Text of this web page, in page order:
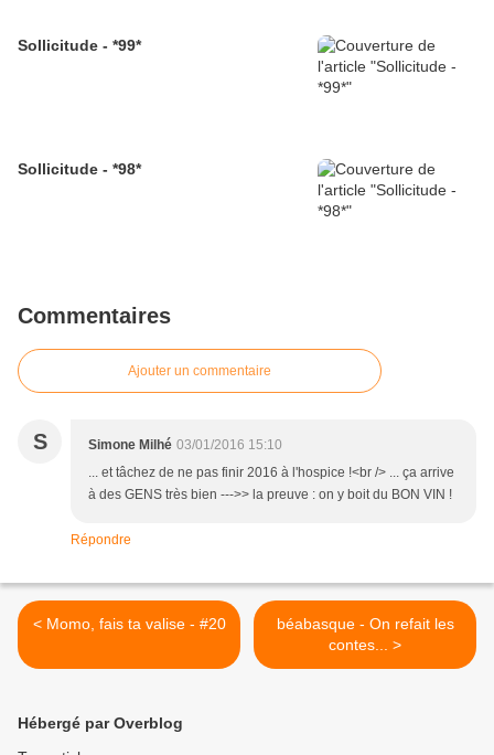
Sollicitude - *99*
Sollicitude - *98*
Commentaires
Ajouter un commentaire
S Simone Milhé 03/01/2016 15:10
... et tâchez de ne pas finir 2016 à l'hospice !<br /> ... ça arrive
à des GENS très bien --->> la preuve : on y boit du BON VIN !
Répondre
< Momo, fais ta valise - #20
béabasque - On refait les
contes... >
Hébergé par Overblog